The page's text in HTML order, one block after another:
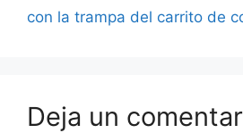
con la trampa del carrito de
Deja un